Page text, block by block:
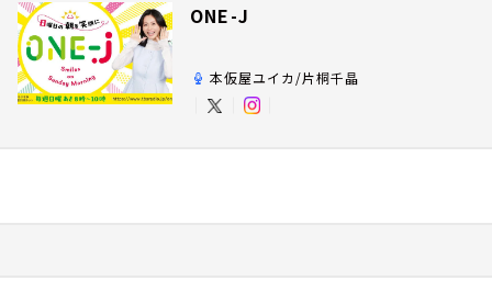
ONE-J
本仮屋ユイカ/片桐千晶